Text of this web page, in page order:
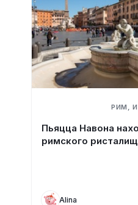
РИМ,
Пьяцца Навона
римского
Alina